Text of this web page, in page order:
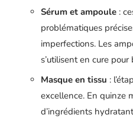
Sérum et ampoule :
problématiques
imperfections. Les
s’utilisent en cure
Masque en tissu :
excellence. En quinze
d’ingrédients